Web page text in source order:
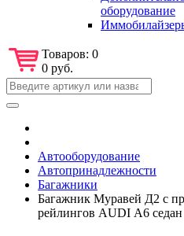
оборудование
Товаров: 0
0 руб.
Автооборудование
Автопринадлежности
Багажники
Багажник Муравей Д2 с
рейлингов AUDI А6 седан